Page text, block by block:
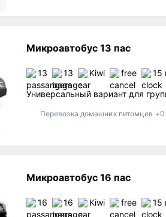
Микроавтобус 13 пас
13 13 Kiwi free 15
Универсальный вариант для
Перевозка домашних питомцев
Микроавтобус 16 пас
16 16 Kiwi free 15